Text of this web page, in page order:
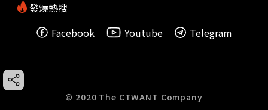
發燒熱搜
Facebook
Youtube Telegram
© 2020 The CTWANT Company